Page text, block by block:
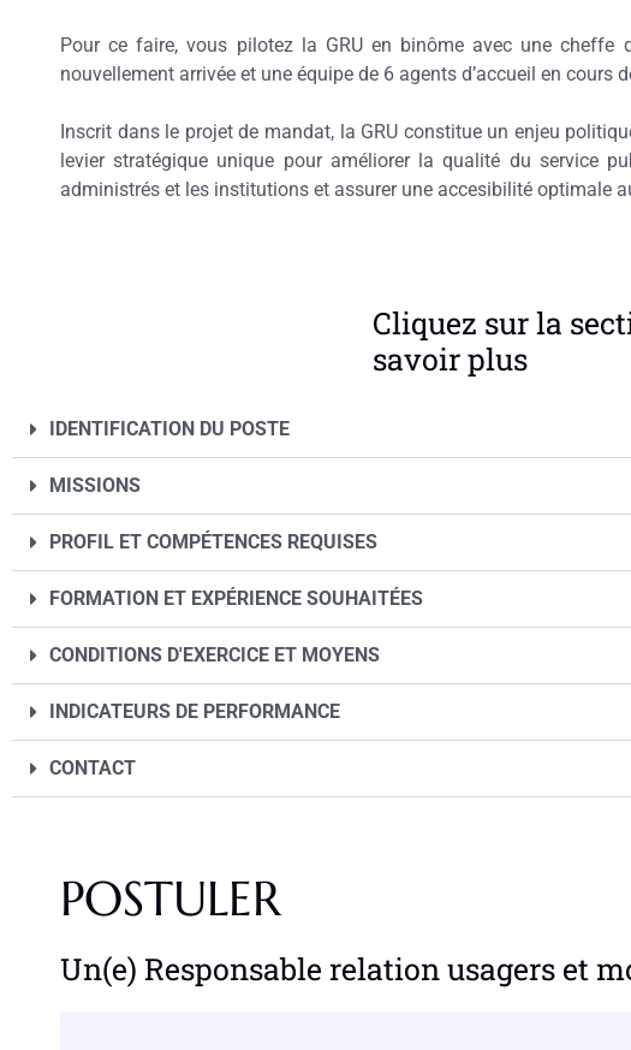
Pour ce faire, vous pilotez la GRU en binôme avec une cheffe
nouvellement arrivée et une équipe de 6 agents d’accueil en cours
Inscrit dans le projet de mandat, la GRU constitue un enjeu
levier stratégique unique pour améliorer la qualité du service
administrés et les institutions et assurer une accesibilité optimale
Cliquez sur la
savoir plus
IDENTIFICATION DU POSTE
MISSIONS
PROFIL ET COMPÉTENCES REQUISES
FORMATION ET EXPÉRIENCE SOUHAITÉES
CONDITIONS D'EXERCICE ET MOYENS
INDICATEURS DE PERFORMANCE
CONTACT
POSTULER
Un(e) Responsable relation usagers et